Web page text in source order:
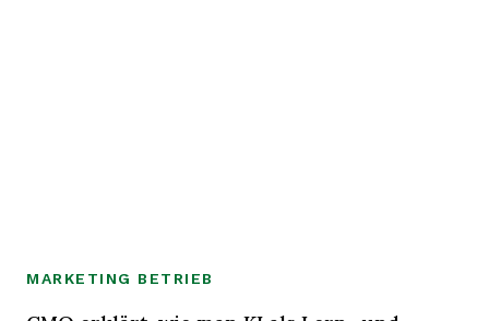
MARKETING BETRIEB